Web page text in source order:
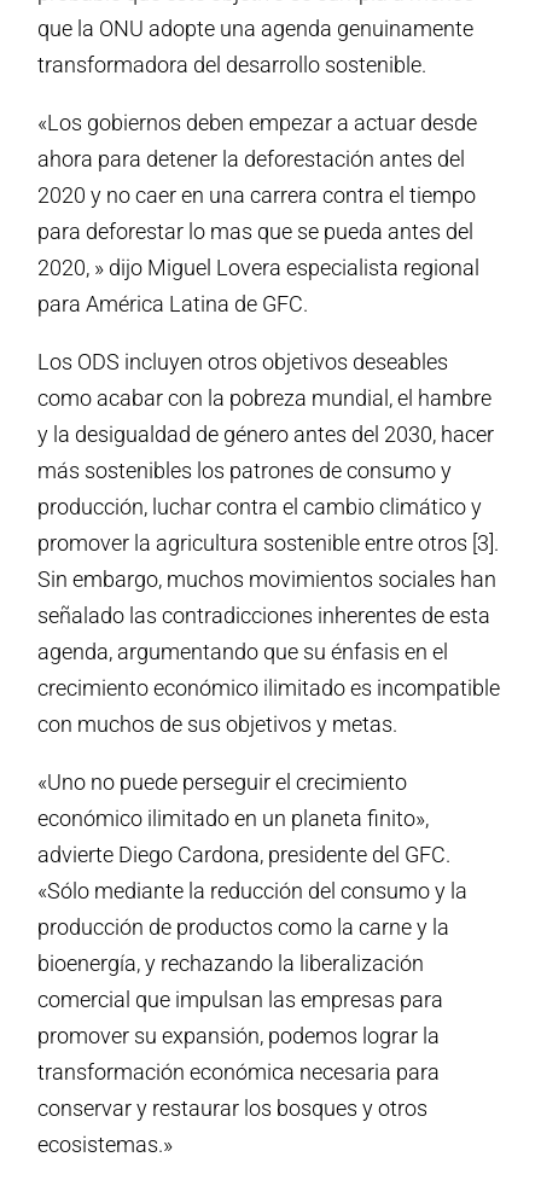
que la ONU adopte una agenda genuinamente
transformadora del desarrollo sostenible.
«Los gobiernos deben empezar a actuar desde
ahora para detener la deforestación antes del
2020 y no caer en una carrera contra el tiempo
para deforestar lo mas que se pueda antes del
2020, » dijo Miguel Lovera especialista regional
para América Latina de GFC.
Los ODS incluyen otros objetivos deseables
como acabar con la pobreza mundial, el hambre
y la desigualdad de género antes del 2030, hacer
más sostenibles los patrones de consumo y
producción, luchar contra el cambio climático y
promover la agricultura sostenible entre otros [3].
Sin embargo, muchos movimientos sociales han
señalado las contradicciones inherentes de esta
agenda, argumentando que su énfasis en el
crecimiento económico ilimitado es incompatible
con muchos de sus objetivos y metas.
«Uno no puede perseguir el crecimiento
económico ilimitado en un planeta finito»,
advierte Diego Cardona, presidente del GFC.
«Sólo mediante la reducción del consumo y la
producción de productos como la carne y la
bioenergía, y rechazando la liberalización
comercial que impulsan las empresas para
promover su expansión, podemos lograr la
transformación económica necesaria para
conservar y restaurar los bosques y otros
ecosistemas.»